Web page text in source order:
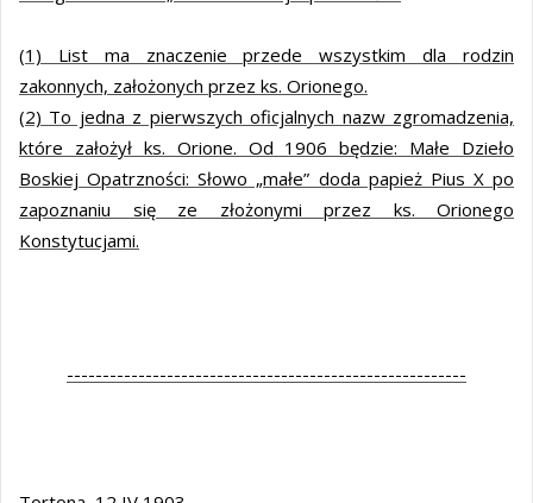
(1) List ma znaczenie przede wszystkim dla rodzin
zakonnych, założonych przez ks. Orionego.
(2) To jedna z pierwszych oficjalnych nazw zgromadzenia,
które założył ks. Orione. Od 1906 będzie: Małe Dzieło
Boskiej Opatrzności: Słowo „małe” doda papież Pius X po
zapoznaniu się ze złożonymi przez ks. Orionego
Konstytucjami.
--------------------------------------------------------